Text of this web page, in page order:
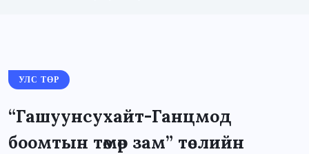
УЛС ТӨР
“Гашуунсухайт-Ганцмод
боомтын төмөр зам” төслийн